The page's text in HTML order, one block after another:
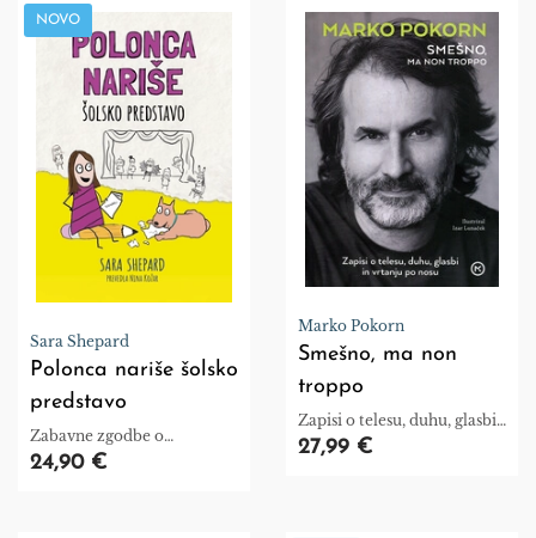
NOVO
Sara Shepard
Polonca nariše šolsko
predstavo
Zabavne zgodbe o
prijateljstvu, šoli, družini in
24,90 €
Marko Pokorn
Smešno, ma non
troppo
Zapisi o telesu, duhu, glasbi
in vrtanju po nosu
27,99 €